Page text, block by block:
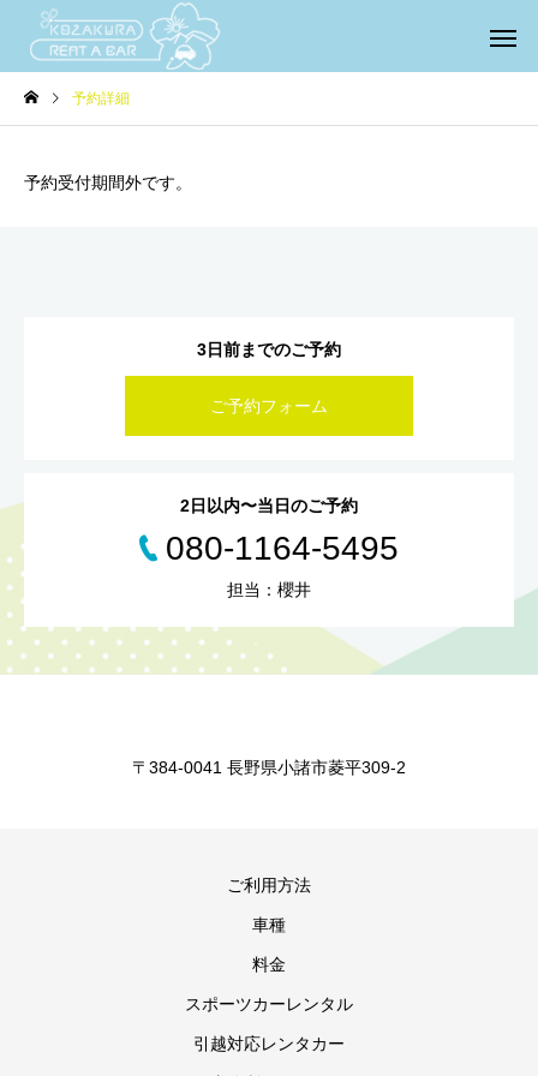
予約詳細
予約受付期間外です。
3日前までのご予約
ご予約フォーム
2日以内〜当日のご予約
080-1164-5495
担当：櫻井
〒384-0041 長野県小諸市菱平309-2
ご利用方法
車種
料金
スポーツカーレンタル
引越対応レンタカー